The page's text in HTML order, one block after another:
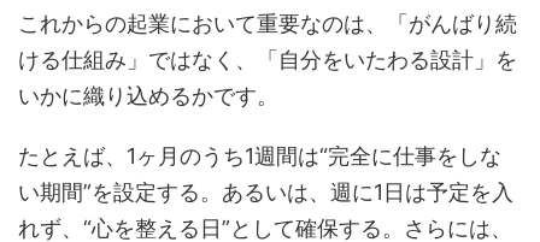
これからの起業において重要なのは、「がんばり続
ける仕組み」ではなく、「自分をいたわる設計」を
いかに織り込めるかです。
たとえば、1ヶ月のうち1週間は“完全に仕事をしな
い期間”を設定する。あるいは、週に1日は予定を入
れず、“心を整える日”として確保する。さらには、